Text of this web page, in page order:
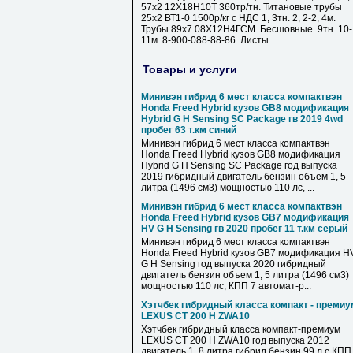
57х2 12Х18Н10Т 360тр/тн. Титановые трубы
25х2 ВТ1-0 1500р/кг с НДС 1, 3тн. 2, 2-2, 4м.
Трубы 89х7 08Х12Н4ГСМ. Бесшовные. 9тн. 10-
11м. 8-900-088-88-86. Листы...
Товары и услуги
Минивэн гибрид 6 мест класса компактвэн
Honda Freed Hybrid кузов GB8 модификация
Hybrid G H Sensing SC Package гв 2019 4wd
пробег 63 т.км синий
Минивэн гибрид 6 мест класса компактвэн
Honda Freed Hybrid кузов GB8 модификация
Hybrid G H Sensing SC Package год выпуска
2019 гибридный двигатель бензин объем 1, 5
литра (1496 см3) мощностью 110 лс, ...
Минивэн гибрид 6 мест класса компактвэн
Honda Freed Hybrid кузов GB7 модификация
HV G H Sensing гв 2020 пробег 11 т.км серый
Минивэн гибрид 6 мест класса компактвэн
Honda Freed Hybrid кузов GB7 модификация
G H Sensing год выпуска 2020 гибридный
двигатель бензин объем 1, 5 литра (1496 см3)
мощностью 110 лс, КПП 7 автомат-р...
Хэтчбек гибридный класса компакт -
LEXUS CT 200 H ZWA10
Хэтчбек гибридный класса компакт-премиум
LEXUS CT 200 H ZWA10 год выпуска 2012